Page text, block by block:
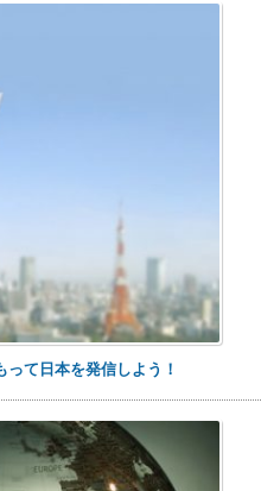
って日本を発信しよう！